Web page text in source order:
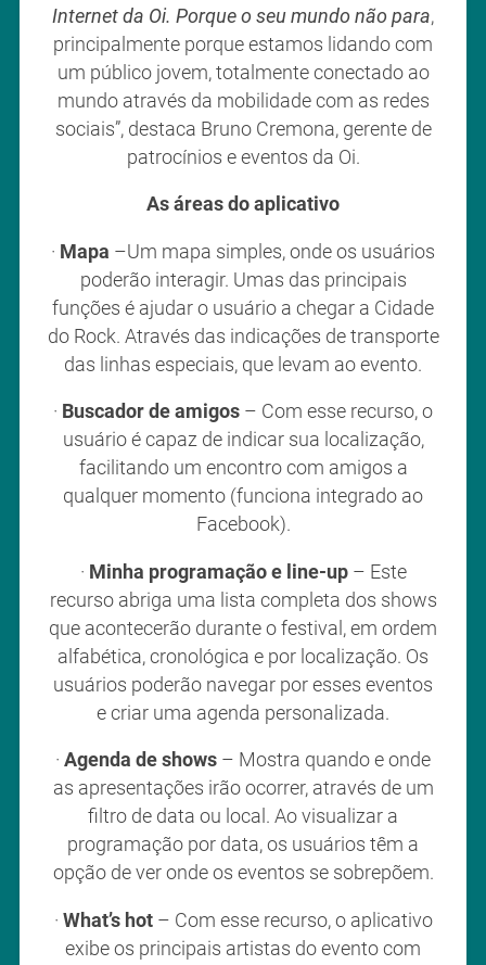
Internet da Oi. Porque o seu mundo não para,
principalmente porque estamos lidando com
um público jovem, totalmente conectado ao
mundo através da mobilidade com as redes
sociais”, destaca Bruno Cremona, gerente de
patrocínios e eventos da Oi.
As áreas do aplicativo
· Mapa –Um mapa simples, onde os usuários
poderão interagir. Umas das principais
funções é ajudar o usuário a chegar a Cidade
do Rock. Através das indicações de transporte
das linhas especiais, que levam ao evento.
· Buscador de amigos – Com esse recurso, o
usuário é capaz de indicar sua localização,
facilitando um encontro com amigos a
qualquer momento (funciona integrado ao
Facebook).
· Minha programação e line-up– Este
recurso abriga uma lista completa dos shows
que acontecerão durante o festival, em ordem
alfabética, cronológica e por localização. Os
usuários poderão navegar por esses eventos
e criar uma agenda personalizada.
· Agenda de shows – Mostra quando e onde
as apresentações irão ocorrer, através de um
filtro de data ou local. Ao visualizar a
programação por data, os usuários têm a
opção de ver onde os eventos se sobrepõem.
· What’s hot – Com esse recurso, o aplicativo
exibe os principais artistas do evento com